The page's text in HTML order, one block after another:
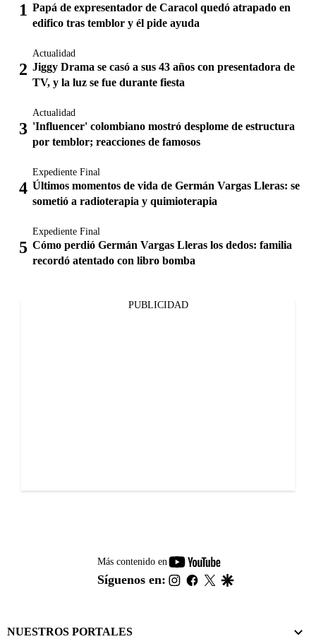
Papá de expresentador de Caracol quedó atrapado en
edifico tras temblor y él pide ayuda
Actualidad
Jiggy Drama se casó a sus 43 años con presentadora de
TV, y la luz se fue durante fiesta
Actualidad
'Influencer' colombiano mostró desplome de estructura
por temblor; reacciones de famosos
Expediente Final
Últimos momentos de vida de Germán Vargas Lleras: se
sometió a radioterapia y quimioterapia
Expediente Final
Cómo perdió Germán Vargas Lleras los dedos: familia
recordó atentado con libro bomba
PUBLICIDAD
Más contenido en
youtube-
footer
Síguenos en: instagram
facebook
twitter
NUESTROS PORTALES